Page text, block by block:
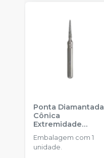
Ponta Diamantada
Cônica
Extremidade
Arredondada FG
KG SORENSEN
Embalagem com 1
unidade.